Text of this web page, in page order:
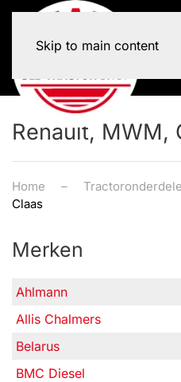
Skip to main content
Renault, MWM,
Home
Claas
Merken
Ahlmann
Allis Chalmers
Belarus
BMC Diesel